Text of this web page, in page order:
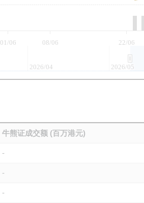
01/06 08/06 22/06
2026/04 2026/05
牛熊证成交额 (百万港元)
-
-
-